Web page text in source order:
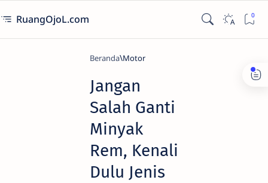
RuangOjoL.com
Beranda Motor
Jangan
Salah Ganti
Minyak
Rem, Kenali
Dulu Jenis